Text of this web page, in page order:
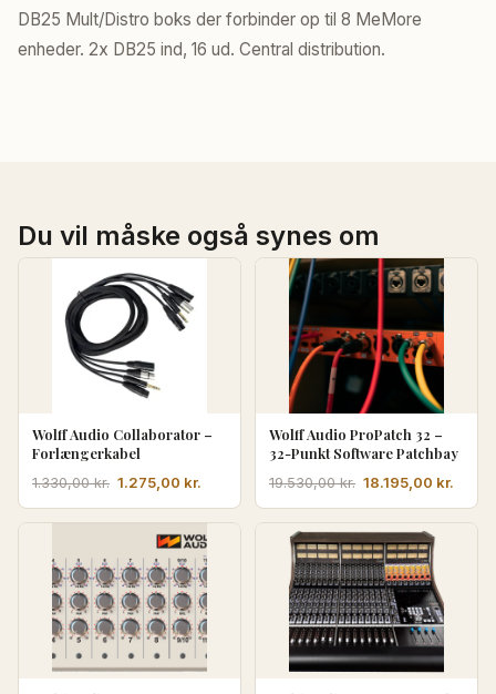
DB25 Mult/Distro boks der forbinder op til 8 MeMore
enheder. 2x DB25 ind, 16 ud. Central distribution.
Du vil måske også synes om
Wolff Audio Collaborator –
Forlængerkabel
1.330,00kr. Den
oprindelige
pris
1.330,00 kr..
1.275,00 kr.
aktuelle
pris
er:
1.275,00 kr..
Wolff Audio ProPatch 32 –
32-Punkt Software Patchbay
19.530,00kr. Den
oprindelige
pris
var:
19.530,00 kr..
18.195,00 kr.
pris